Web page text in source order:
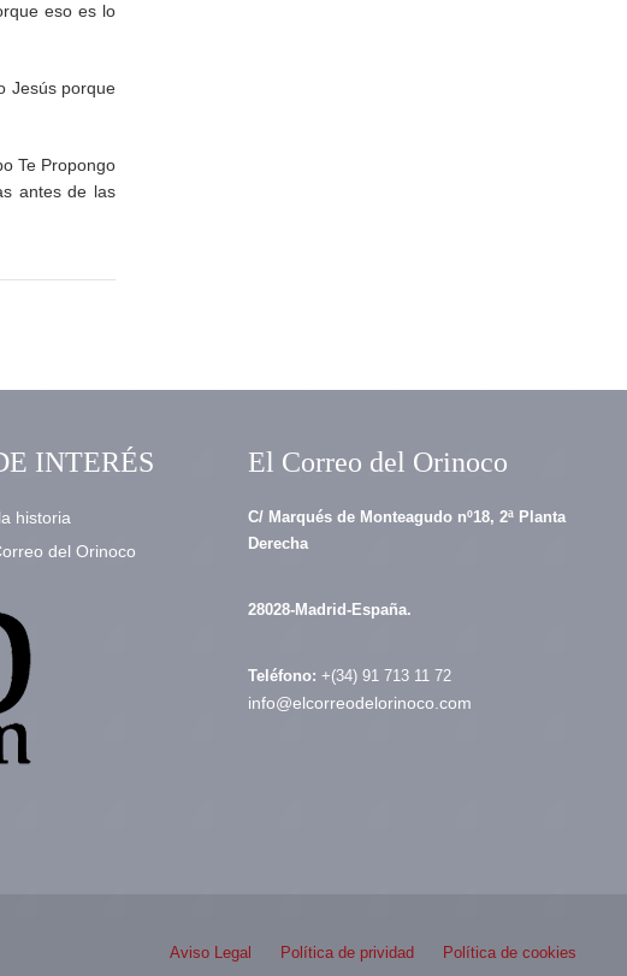
eso es lo
Jesús porque
Te Propongo
antes de las
INTERÉS
historia
del Orinoco
El Correo del Orinoco
C/ Marqués de Monteagudo nº18, 2ª Planta
Derecha
28028-Madrid-España.
Teléfono: +(34) 91 713 11 72
info@elcorreodelorinoco.com
Aviso Legal Política de prividad Política de cookies